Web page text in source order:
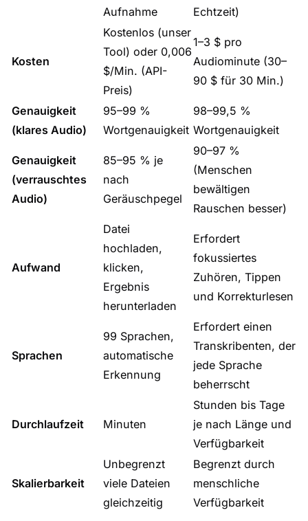
Aufnahme
Echtzeit)
Kosten
Kostenlos (unser
Tool) oder 0,006
$/Min. (API-
Preis)
1–3 $ pro
Audiominute (30–
90 $ für 30 Min.)
Genauigkeit
(klares Audio)
95–99 %
Wortgenauigkeit
98–99,5 %
Wortgenauigkeit
Genauigkeit
(verrauschtes
Audio)
85–95 % je
nach
Geräuschpegel
90–97 %
(Menschen
bewältigen
Rauschen besser)
Aufwand
Datei
hochladen,
klicken,
Ergebnis
herunterladen
Erfordert
fokussiertes
Zuhören, Tippen
und Korrekturlesen
Sprachen
99 Sprachen,
automatische
Erkennung
Erfordert einen
Transkribenten, der
jede Sprache
beherrscht
Durchlaufzeit Minuten
Stunden bis Tage
je nach Länge und
Verfügbarkeit
Skalierbarkeit
Unbegrenzt
viele Dateien
gleichzeitig
Begrenzt durch
menschliche
Verfügbarkeit